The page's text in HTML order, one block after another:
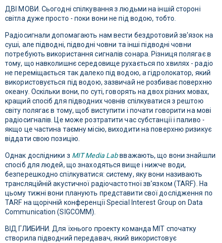
ДВІ МОВИ. Сьогодні спілкування з людьми на іншій стороні
світла дуже просто - поки вони не під водою, тобто.
Радіосигнали допомагають нам вести бездротовий зв'язок на
суші, але підводні, підводні човни та інші підводні човни
потребують використання сигналів сонара. Різниця полягає в
тому, що навколишнє середовище рухається по хвилях - радіо
не переміщається так далеко під водою, а гідролокатор, який
використовується під водою, зазвичай не розбиває поверхню
океану. Оскільки вони, по суті, говорять на двох різних мовах,
кращий спосіб для підводних човнів спілкуватися з рештою
світу полягає в тому, щоб виступити і почати говорити на мові
радіосигналів. Це може розтратити час субстанції і паливо -
якщо це частина таємну місію, виходити на поверхню ризикує
віддати свою позицію.
Однак дослідники з MIT Media Labвважають, що вони знайшли
спосіб для людей, що знаходяться вище і нижче води,
безперешкодно спілкуватися: систему, яку вони називають
трансляційній акустичної радіочастотної зв'язком (TARF). На
цьому тижні вони планують представити свої дослідження по
TARF на щорічній конференції Special Interest Group on Data
Communication (SIGCOMM).
ВІД ГЛИБИНИ. Для їхнього проекту команда MIT спочатку
створила підводний передавач, який використовує